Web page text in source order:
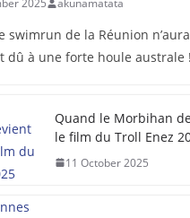
2025 akunamatata
swimrun de la Réunion
dû à une forte houle australe
Quand le Morbihan
le film du Troll Enez
11 October 2025